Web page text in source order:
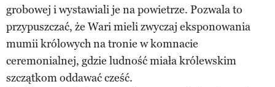
grobowej i wystawiali je na powietrze. Pozwala to
przypuszczać, że Wari mieli zwyczaj eksponowania
mumii królowych na tronie w komnacie
ceremonialnej, gdzie ludność miała królewskim
szczątkom oddawać cześć.